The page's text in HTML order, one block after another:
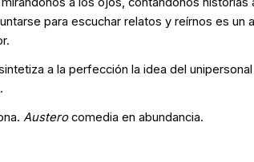
para escuchar relatos y reírnos es un
a la perfección la idea del unipersonal
Austerocomedia en abundancia.